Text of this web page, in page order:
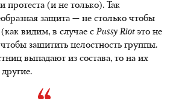
протеста (и не только). Так
защита — не столько чтобы
видим, в случае сPussy Riotэто не
защитить целостность группы.
выпадают из состава, то на их